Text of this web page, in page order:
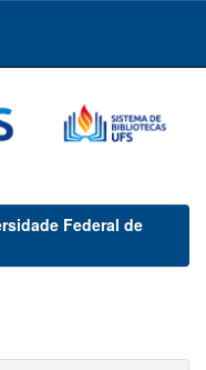
Federal de